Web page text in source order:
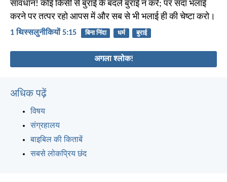
सावधान! कोई किसी से बुराई के बदले बुराई न करे; पर सदा भलाई
करने पर तत्पर रहो आपस में और सब से भी भलाई ही की चेष्टा करो।
1 थिस्सलुनीकियों 5:15 बिना निंदा धर्म बुराई
अगला श्लोक!
अधिक पढ़ें
विषय
संग्रहालय
बाइबिल की किताबें
सबसे लोकप्रिय छंद